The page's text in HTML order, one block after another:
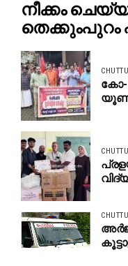
നീക്കം
കോ-